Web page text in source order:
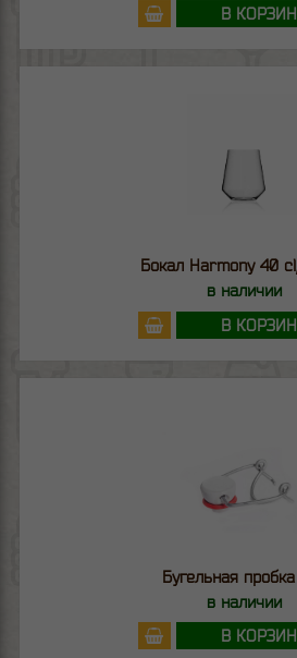
В
Бокал Harmony 40
в наличии
В
Бугельная
в наличии
В